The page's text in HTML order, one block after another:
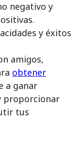
negativo y
y éxitos
amigos,
obtener
a ganar
proporcionar
tus